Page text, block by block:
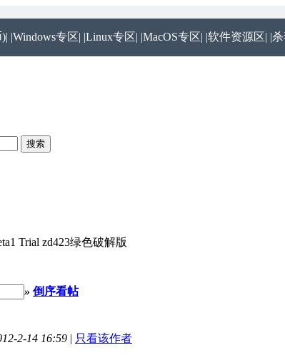
|Windows专区| |Linux专区| |MacOS专区| |软件资源区| |
Trial zd423绿色破解版
» 倒序看帖
2-14 16:59 | 只看该作者